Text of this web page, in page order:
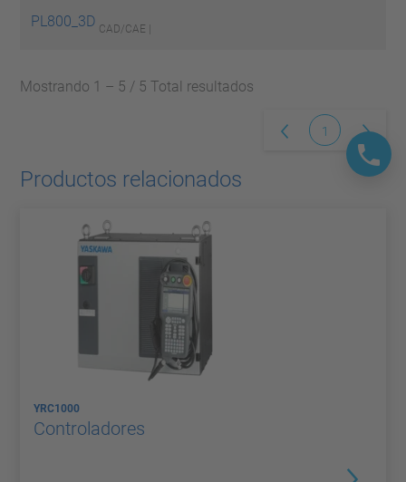
PL800_3D CAD/CAE |
Mostrando 1 – 5 / 5 Total resultados
1
Productos relacionados
YRC1000
Controladores